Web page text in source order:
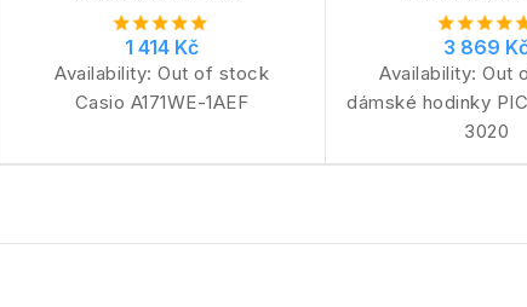
1 414 Kč
Availability:Out of stock
Casio A171WE-1AEF
3 869
Availability:Out
dámské hodinky
3020